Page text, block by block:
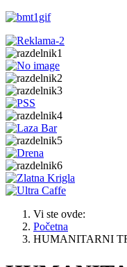
Vi ste ovde:
Početna
HUMANITARNI